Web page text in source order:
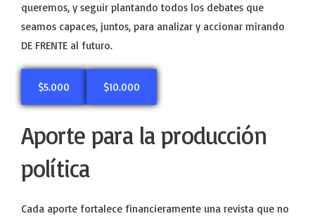
queremos, y seguir plantando todos los debates que
seamos capaces, juntos, para analizar y accionar mirando
DE FRENTE al futuro.
$5.000 $10.000
Aporte para la producción
política
Cada aporte fortalece financieramente una revista que no